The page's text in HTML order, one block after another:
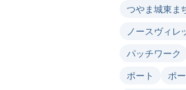
つやま城東ま
ノースヴィレ
パッチワーク
ポート
ポ